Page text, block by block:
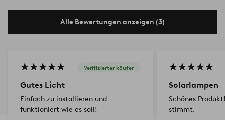
Alle Bewertungen anzeigen (3)
Verifizierter käufer
Gutes Licht
Einfach zu installieren und
funktioniert wie es soll!
Solarlampen
Schönes
stimmt.